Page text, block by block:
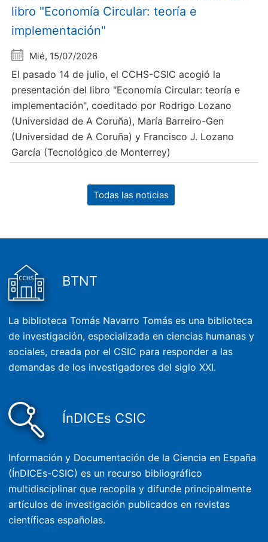
libro "Economía Circular: teoría e
implementación"
Mié, 15/07/2026
El pasado 14 de julio, el CCHS-CSIC acogió la
presentación del libro "Economía Circular: teoría e
implementación", coeditado por Rodrigo Lozano
(Universidad de A Coruña), María Barreiro-Gen
(Universidad de A Coruña) y Francisco J. Lozano
García (Tecnológico de Monterrey)
Todas las noticias
BTNT
La biblioteca Tomás Navarro Tomás es una biblioteca
de investigación, especializada en ciencias humanas y
sociales, creada por el CSIC para responder a las
demandas de los investigadores del siglo XXI.
ÍnDICEs CSIC
Información y Documentación de la Ciencia en España
(ÍnDICEs-CSIC) es un recurso bibliográfico
multidisciplinar que recopila y difunde principalmente
artículos de investigación publicados en revistas
científicas españolas.